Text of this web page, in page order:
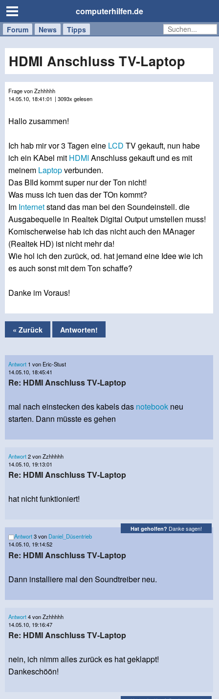
computerhilfen.de
Forum News Tipps
Handy
Tablet
Windows
Mac
HDMI Anschluss TV-Laptop
Frage von Zzhhhhh
14.05.10, 18:41:01 | 3093x gelesen
Hallo zusammen!
Ich hab mir vor 3 Tagen eine LCD TV gekauft, nun habe
ich ein KAbel mit HDMI Anschluss gekauft und es mit
meinem Laptopverbunden.
Das BIld kommt super nur der Ton nicht!
Was muss ich tuen das der TOn kommt?
Im Internetstand das man bei den Soundeinstell. die
Ausgabequelle in Realtek Digital Output umstellen muss!
Komischerweise hab ich das nicht auch den MAnager
(Realtek HD) ist nicht mehr da!
Wie hol ich den zurück, od. hat jemand eine Idee wie ich
es auch sonst mit dem Ton schaffe?
Danke im Voraus!
« Zurück Antworten!
Antwort 1 von Eric-Stust
14.05.10, 18:45:41
Re: HDMI Anschluss TV-Laptop
mal nach einstecken des kabels das notebook neu
starten. Dann müsste es gehen
Antwort2 von Zzhhhhh
14.05.10, 19:13:01
Re: HDMI Anschluss TV-Laptop
hat nicht funktioniert!
Hat geholfen? Danke sagen!
Antwort3 von Daniel_Düsentrieb
14.05.10, 19:14:52
Re: HDMI Anschluss TV-Laptop
Dann installiere mal den Soundtreiber neu.
Antwort4 von Zzhhhhh
14.05.10, 19:16:47
Re: HDMI Anschluss TV-Laptop
nein, ich nimm alles zurück es hat geklappt!
Dankeschöön!